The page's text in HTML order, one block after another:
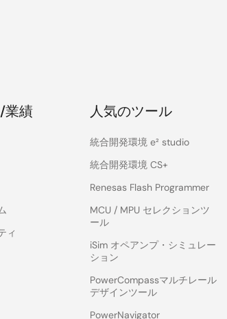
業績
ィ
人気のツール
統合開発環境 e² studio
統合開発環境 CS+
Renesas Flash Programmer
MCU / MPU セレクションツ
ール
iSim オペアンプ・シミュレー
ション
PowerCompassマルチレール
デザインツール
PowerNavigator